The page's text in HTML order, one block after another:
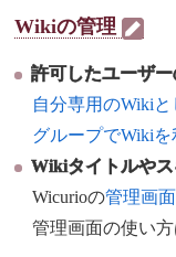
Wikiの管理
許可したユーザ
自分専用のWiki
グループでWiki
Wikiタイトルや
Wicurioの管理画面
管理画面の使い方